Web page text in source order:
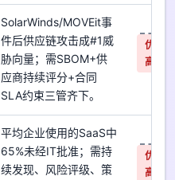
SolarWinds/MOVEit事
件后供应链攻击成#1威
胁向量；需SBOM+供
应商持续评分+合同
SLA约束三管齐下。
优先
高
平均企业使用的SaaS中
65%未经IT批准；需持
续发现、风险评级、策
优先
高